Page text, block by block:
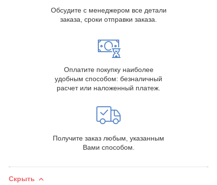
Обсудите с менеджером все детали
заказа, сроки отправки заказа.
Оплатите покупку наиболее
удобным способом: безналичный
расчет или наложенный платеж.
Получите заказ любым, указанным
Вами способом.
Скрыть